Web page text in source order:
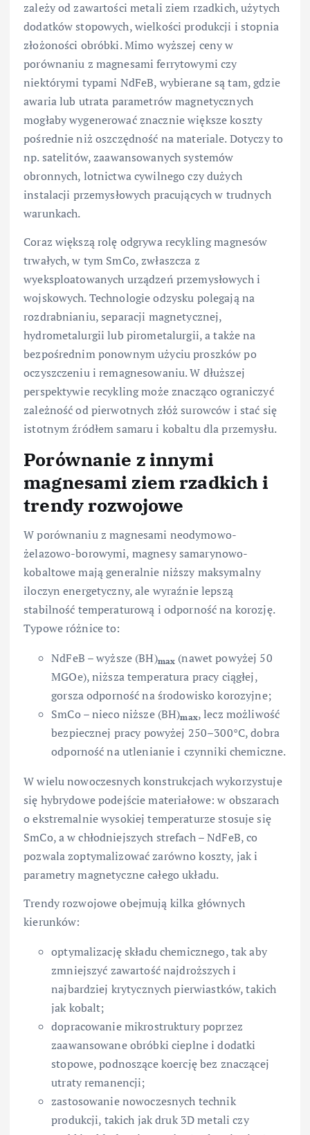
zależy od zawartości metali ziem rzadkich, użytych
dodatków stopowych, wielkości produkcji i stopnia
złożoności obróbki. Mimo wyższej ceny w
porównaniu z magnesami ferrytowymi czy
niektórymi typami NdFeB, wybierane są tam, gdzie
awaria lub utrata parametrów magnetycznych
mogłaby wygenerować znacznie większe koszty
pośrednie niż oszczędność na materiale. Dotyczy to
np. satelitów, zaawansowanych systemów
obronnych, lotnictwa cywilnego czy dużych
instalacji przemysłowych pracujących w trudnych
warunkach.
Coraz większą rolę odgrywa recykling magnesów
trwałych, w tym SmCo, zwłaszcza z
wyeksploatowanych urządzeń przemysłowych i
wojskowych. Technologie odzysku polegają na
rozdrabnianiu, separacji magnetycznej,
hydrometalurgii lub pirometalurgii, a także na
bezpośrednim ponownym użyciu proszków po
oczyszczeniu i remagnesowaniu. W dłuższej
perspektywie recykling może znacząco ograniczyć
zależność od pierwotnych złóż surowców i stać się
istotnym źródłem samaru i kobaltu dla przemysłu.
Porównanie z innymi
magnesami ziem rzadkich i
trendy rozwojowe
W porównaniu z magnesami neodymowo-
żelazowo-borowymi, magnesy samarynowo-
kobaltowe mają generalnie niższy maksymalny
iloczyn energetyczny, ale wyraźnie lepszą
stabilność temperaturową i odporność na korozję.
Typowe różnice to:
NdFeB – wyższe (BH)max (nawet powyżej 50
MGOe), niższa temperatura pracy ciągłej,
gorsza odporność na środowisko korozyjne;
SmCo – nieco niższe (BH)max, lecz możliwość
bezpiecznej pracy powyżej 250–300°C, dobra
odporność na utlenianie i czynniki chemiczne.
W wielu nowoczesnych konstrukcjach wykorzystuje
się hybrydowe podejście materiałowe: w obszarach
o ekstremalnie wysokiej temperaturze stosuje się
SmCo, a w chłodniejszych strefach – NdFeB, co
pozwala zoptymalizować zarówno koszty, jak i
parametry magnetyczne całego układu.
Trendy rozwojowe obejmują kilka głównych
kierunków:
optymalizację składu chemicznego, tak aby
zmniejszyć zawartość najdroższych i
najbardziej krytycznych pierwiastków, takich
jak kobalt;
dopracowanie mikrostruktury poprzez
zaawansowane obróbki cieplne i dodatki
stopowe, podnoszące koercję bez znaczącej
utraty remanencji;
zastosowanie nowoczesnych technik
produkcji, takich jak druk 3D metali czy